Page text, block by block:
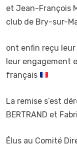
et Jean-François
club de Bry-sur-
ont enfin reçu leur
leur engagement
français
La remise s’est
BERTRAND et
Élus au Comité